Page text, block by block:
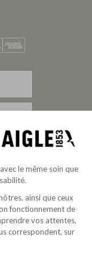
le même soin que
ainsi que ceux
fonctionnement de
vos attentes,
correspondent, sur